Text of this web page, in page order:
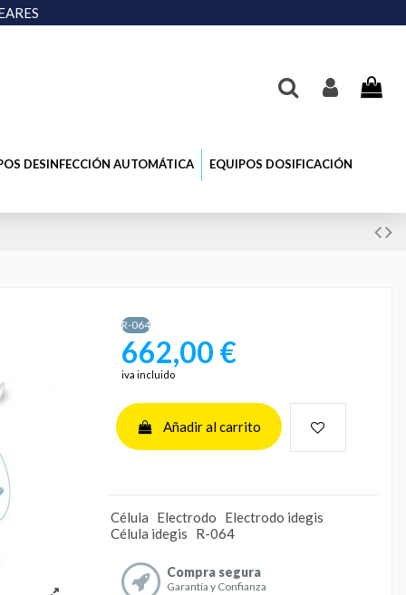
DESINFECCIÓN AUTOMÁTICA EQUIPOS DOSIFICACIÓN
R-064
662,00 €
iva incluido
Añadir al carrito
Célula Electrodo
Electrodo idegis
Célula idegis
R-064
Compra segura
Garantía y Confianza